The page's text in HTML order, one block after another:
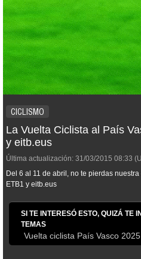
CICLISMO
La Vuelta Ciclista al País
y eitb.eus
Última actualización: 31/03/2015 08:33
Del 6 al 11 de abril, no te pierdas
ETB1 y eitb.eus
SI TE INTERESÓ ESTO, QUIZÁ TE
TEMAS
Vuelta ciclista País Vasco 2025